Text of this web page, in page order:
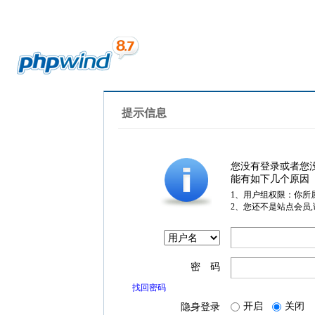
提示信息
您没有登录或者您
能有如下几个原因
1、用户组权限：你所
2、您还不是站点会员
密 码
找回密码
隐身登录 开启 关闭